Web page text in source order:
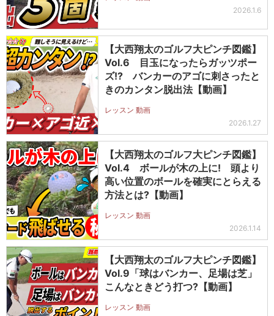
2026.1.6
【大西翔太のゴルフ大ピンチ図鑑】
Vol.6 目玉になったらガッツポー
ズ!? バンカーのアゴに刺さったと
きのカンタン脱出法【動画】
レッスン 動画
2026.1.27
【大西翔太のゴルフ大ピンチ図鑑】
Vol.4 ボールが木の上に! 頭より
高い位置のボールを確実にとらえる
方法とは?【動画】
レッスン 動画
2026.1.14
【大西翔太のゴルフ大ピンチ図鑑】
Vol.9「球はバンカー、足場は芝」
こんなときどう打つ?【動画】
レッスン 動画